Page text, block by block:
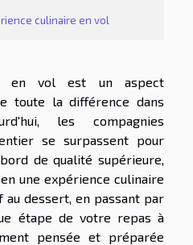
culinaire en vol
en vol est un aspect
toute la différence dans
les compagnies
se surpassent pour
de qualité supérieure,
une expérience culinaire
dessert, en passant par
étape de votre repas à
pensée et préparée